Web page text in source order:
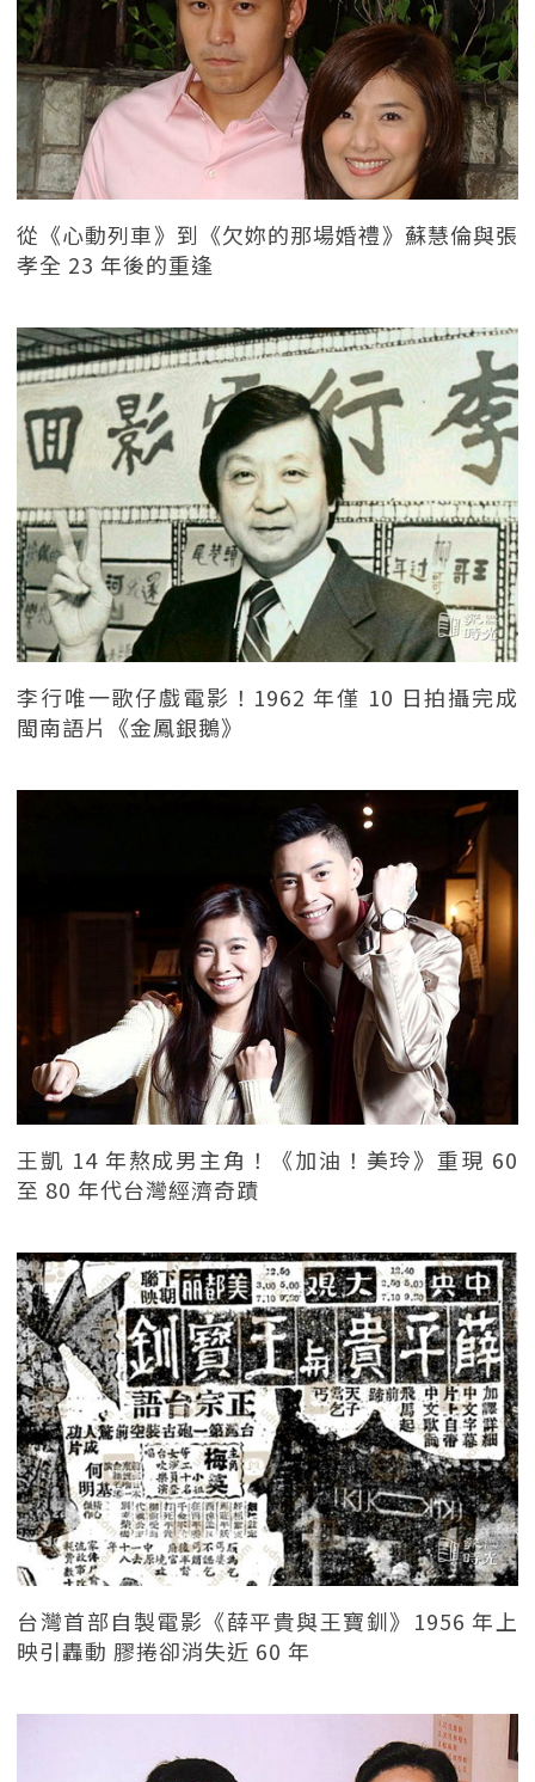
從《心動列車》到《欠妳的那場婚禮》蘇慧倫與張
孝全 23 年後的重逢
李行唯一歌仔戲電影！1962 年僅 10 日拍攝完成
閩南語片《金鳳銀鵝》
王凱 14 年熬成男主角！《加油！美玲》重現 60
至 80 年代台灣經濟奇蹟
台灣首部自製電影《薛平貴與王寶釧》1956 年上
映引轟動 膠捲卻消失近 60 年